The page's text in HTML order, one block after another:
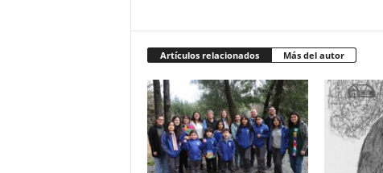
Artículos relacionados Más del autor